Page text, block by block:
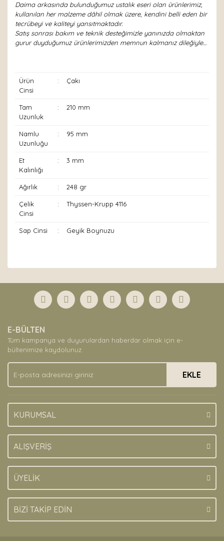
Daima arkasında bulunduğumuz ustalık eseri olan ürünlerimiz,
kullanılan her malzeme dâhil olmak üzere, kendini belli eden bir
tecrübeyi ve kaliteyi yansıtmaktadır.
Satış sonrası bakım ve teknik desteğimizle yanınızda olmaktan
gurur duyduğumuz ürünlerimizden memnun kalmanız dileğiyle…
Ürün
Cinsi
: Çakı
Tam
Uzunluk
: 210 mm
Namlu
Uzunluğu
: 95 mm
Et
Kalınlığı
: 3 mm
Ağırlık : 248 gr
Çelik
Cinsi
: Thyssen-Krupp 4116
Sap Cinsi : Geyik Boynuzu
Yorum Yaz
formunu kullanarak tarafımıza iletebilirsiniz.
Görüş ve önerileriniz için teşekkür ederiz.
Ürün açıklamasında eksik bilgiler bulunuyor.
Ürün bilgilerinde hatalar bulunuyor.
Ürün fiyatı diğer sitelerden daha pahalı.
Bu ürüne benzer farklı alternatifler olmalı.
E-BÜLTEN
Tüm kampanya ve duyurulardan haberdar olmak için e-
bültenimize kaydolunuz.
EKLE
KURUMSAL
ALIŞVERİŞ
ÜYELİK
BİZİ TAKİP EDİN